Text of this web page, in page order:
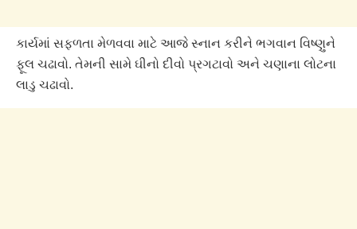
કાર્યમાં સફળતા મેળવવા માટે આજે સ્નાન કરીને ભગવાન વિષ્ણુને
ફૂલ ચઢાવો. તેમની સામે ઘીનો દીવો પ્રગટાવો અને ચણાના લોટના
લાડુ ચઢાવો.